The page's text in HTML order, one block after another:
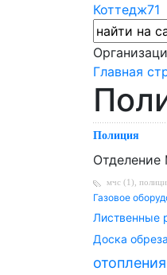
Коттедж71
Главная
Полиция
мчс (1)
Газовое
Лиственные
Доска